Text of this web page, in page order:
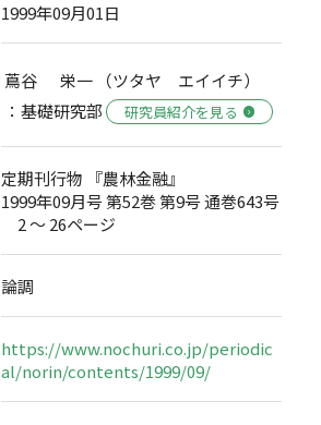
1999年09月01日
蔦谷 栄一 （ツタヤ エイイチ）
：基礎研究部
研究員紹介を見る
定期刊行物 『農林金融』
1999年09月号 第52巻 第9号 通巻643号
2 ～ 26ページ
論調
https://www.nochuri.co.jp/periodic
al/norin/contents/1999/09/